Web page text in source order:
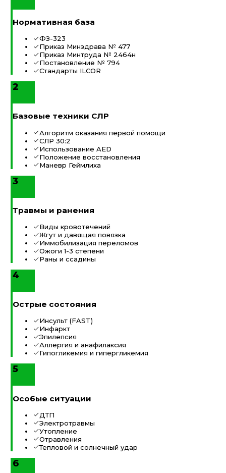
Нормативная база
ФЗ-323
Приказ Минздрава № 477
Приказ Минтруда № 2464н
Постановление № 794
Стандарты ILCOR
2
Базовые техники СЛР
Алгоритм оказания первой помощи
СЛР 30:2
Использование AED
Положение восстановления
Маневр Геймлиха
3
Травмы и ранения
Виды кровотечений
Жгут и давящая повязка
Иммобилизация переломов
Ожоги 1-3 степени
Раны и ссадины
4
Острые состояния
Инсульт (FAST)
Инфаркт
Эпилепсия
Аллергия и анафилаксия
Гипогликемия и гипергликемия
5
Особые ситуации
ДТП
Электротравмы
Утопление
Отравления
Тепловой и солнечный удар
6